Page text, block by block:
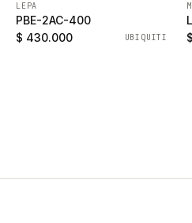
LEPA
PBE-2AC-400
$ 430.000
UBIQUITI